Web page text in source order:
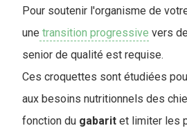
Pour soutenir l'organisme de
une transition progressive vers
senior de qualité est requise.
Ces croquettes sont étudiées
aux besoins nutritionnels des
fonction du gabarit et limiter les